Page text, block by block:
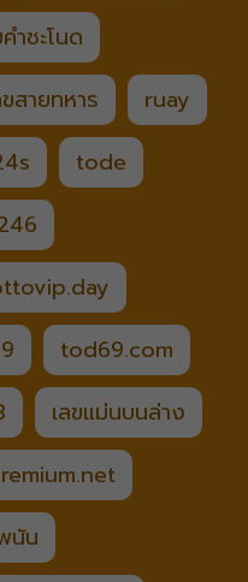
ำชะโนด
ขสายทหาร
ruay
tode
tod69.com
เลขแม่นบนล่าง
นัน